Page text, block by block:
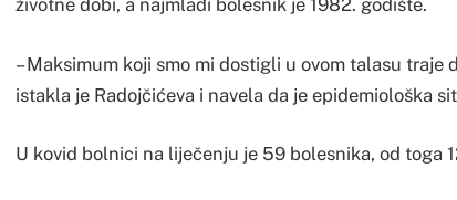
životne dobi, a najmlađi bolesnik je 1982. godište.
– Maksimum koji smo mi dostigli u ovom talasu traje
istakla je Radojčićeva i navela da je epidemiološka
U kovid bolnici na liječenju je 59 bolesnika, od toga